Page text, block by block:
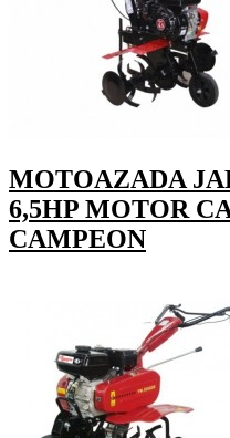
MOTOAZADA
6,5HP MOTOR
CAMPEON